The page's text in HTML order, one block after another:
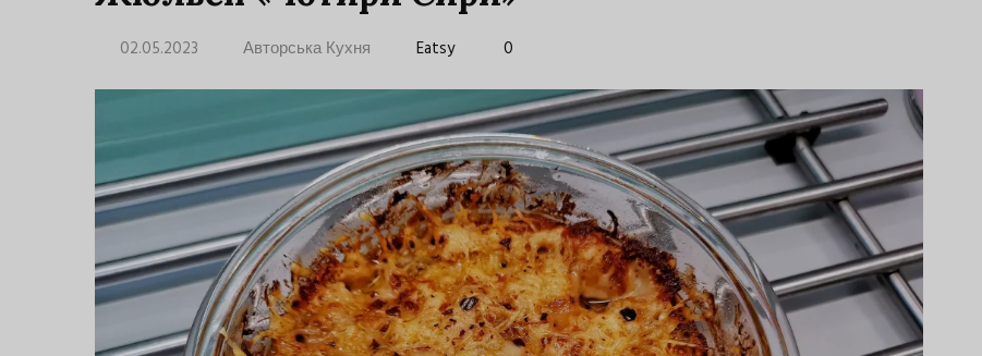
02.05.2023 Авторська Кухня Eatsy 0